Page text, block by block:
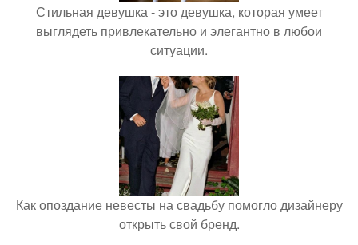
Стильная девушка - это девушка, которая умеет
выглядеть привлекательно и элегантно в любои
ситуации.
Как опоздание невесты на свадьбу помогло дизайнеру
открыть свой бренд.